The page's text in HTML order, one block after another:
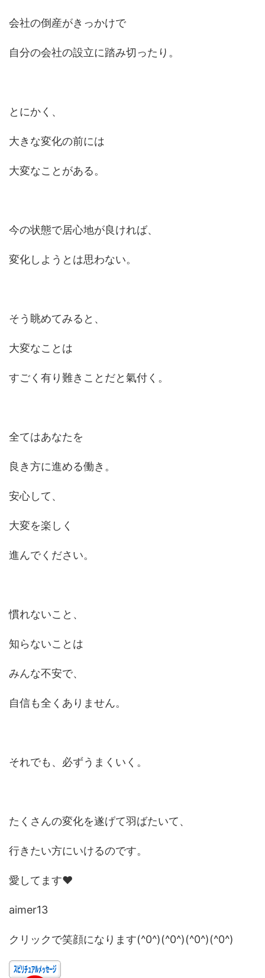
会社の倒産がきっかけで
自分の会社の設立に踏み切ったり。
とにかく、
大きな変化の前には
大変なことがある。
今の状態で居心地が良ければ、
変化しようとは思わない。
そう眺めてみると、
大変なことは
すごく有り難きことだと氣付く。
全てはあなたを
良き方に進める働き。
安心して、
大変を楽しく
進んでください。
慣れないこと、
知らないことは
みんな不安で、
自信も全くありません。
それでも、必ずうまくいく。
たくさんの変化を遂げて羽ばたいて、
行きたい方にいけるのです。
愛してます❤️
aimer13
クリックで笑顔になります(^0^)(^0^)(^0^)(^0^)